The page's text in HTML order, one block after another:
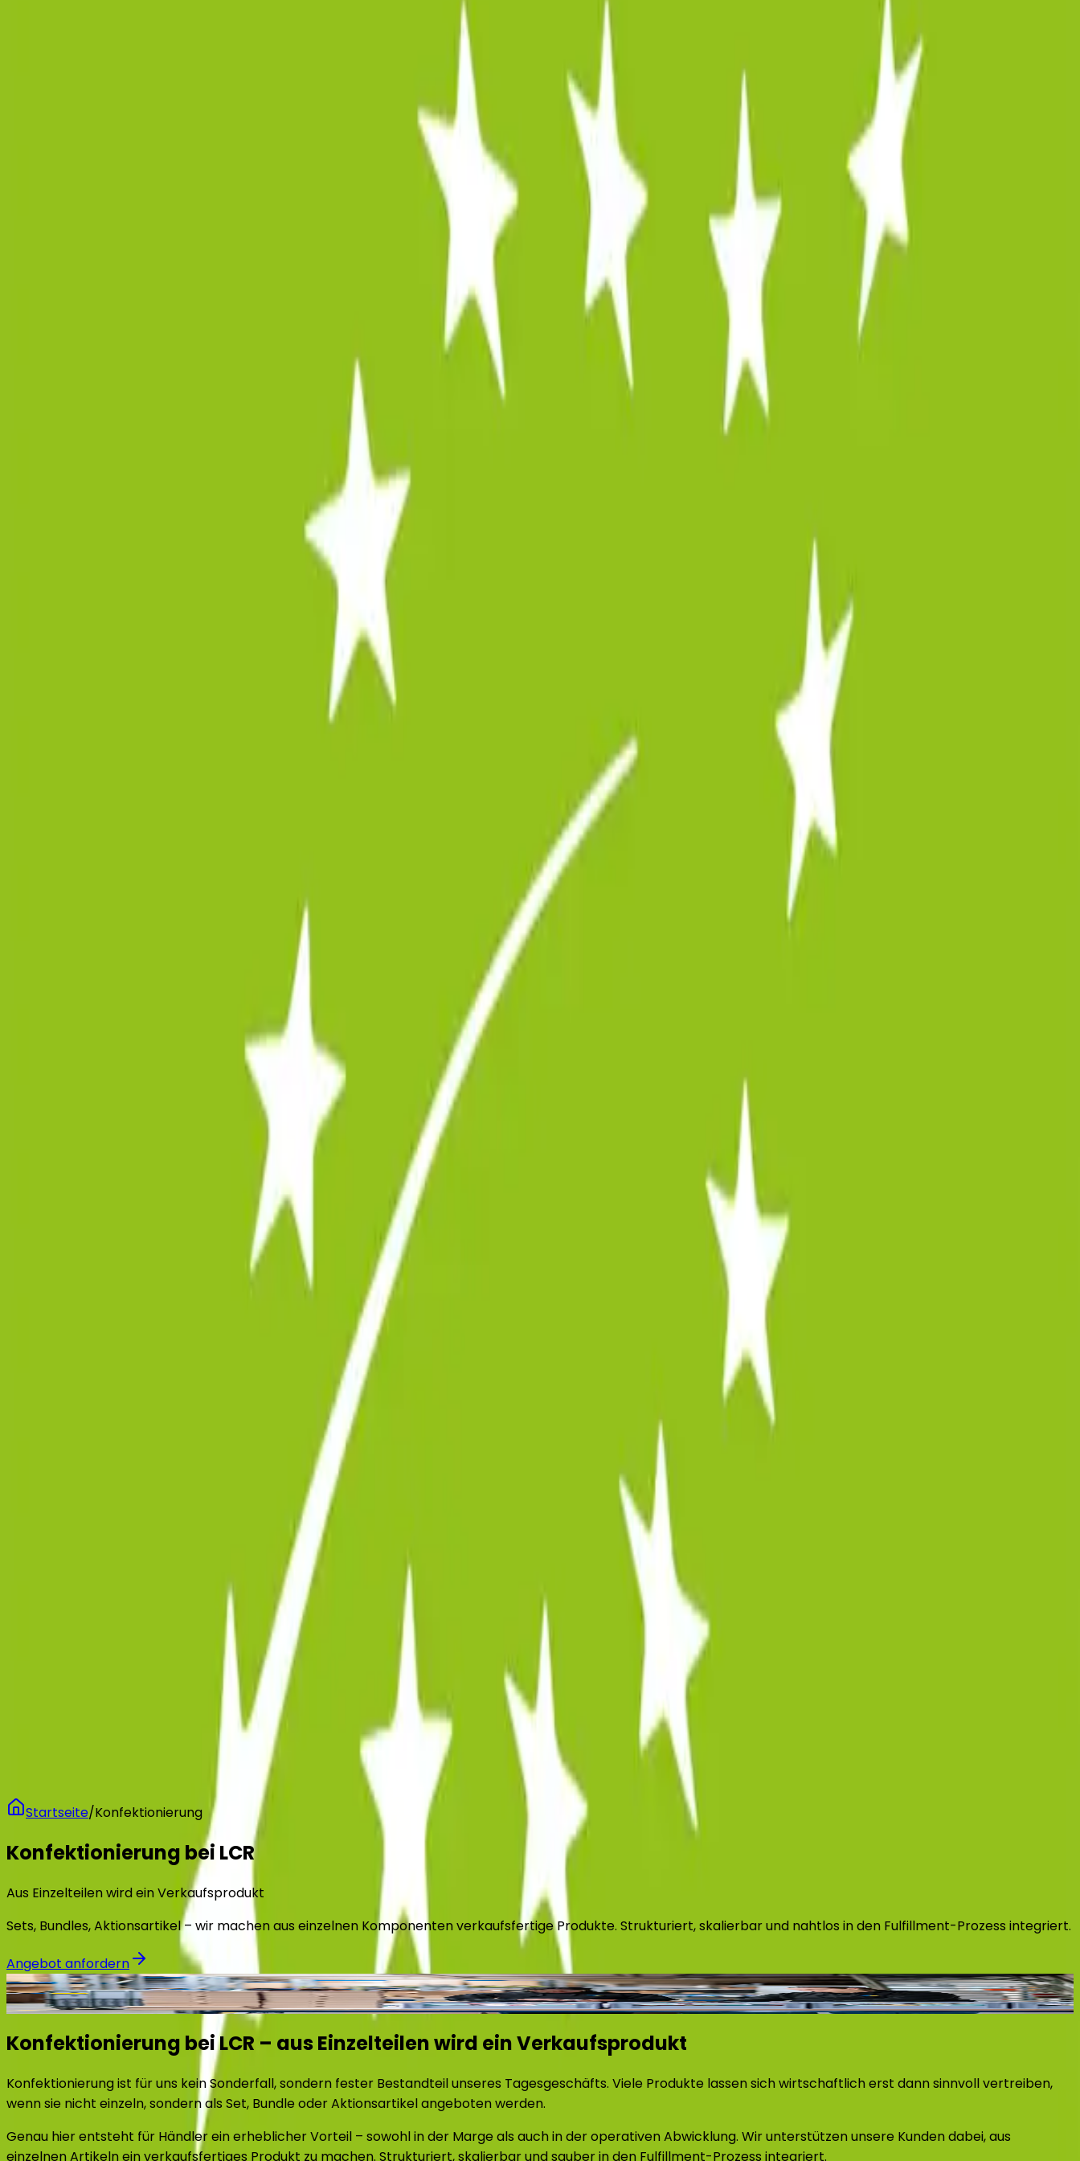
Kontakt aufnehmen
Startseite/Konfektionierung
Konfektionierung bei LCR
Aus Einzelteilen wird ein Verkaufsprodukt
Sets, Bundles, Aktionsartikel – wir machen aus einzelnen Komponenten verkaufsfertige Produkte. Strukturiert, skalierbar und nahtlos in den Fulfillment-Prozess integriert.
Angebot anfordern
✓FBA-Kostenersparnis
100%Etikettierung
Konfektionierung bei LCR – aus Einzelteilen wird ein Verkaufsprodukt
Konfektionierung ist für uns kein Sonderfall, sondern fester Bestandteil unseres Tagesgeschäfts. Viele Produkte lassen sich wirtschaftlich erst dann sinnvoll vertreiben,
wenn sie nicht einzeln, sondern als Set, Bundle oder Aktionsartikel angeboten werden.
Genau hier entsteht für Händler ein erheblicher Vorteil – sowohl in der Marge als auch in der operativen Abwicklung. Wir unterstützen unsere Kunden dabei, aus
einzelnen Artikeln ein verkaufsfertiges Produkt zu machen. Strukturiert, skalierbar und sauber in den Fulfillment-Prozess integriert.